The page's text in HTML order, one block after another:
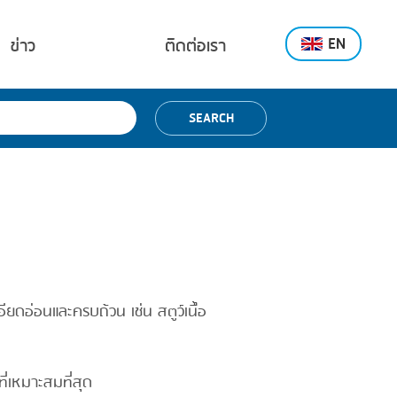
EN
ข่าว ติดต่อเรา
SEARCH
ยดอ่อนและครบถ้วน เช่น สตูว์เนื้อ
หมาะสมที่สุด